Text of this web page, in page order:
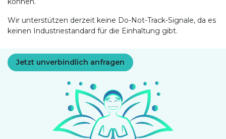
Wir unterstützen derzeit keine Do-Not-Track-Signale, da es
keinen Industriestandard für die Einhaltung gibt.
Jetzt unverbindlich anfragen